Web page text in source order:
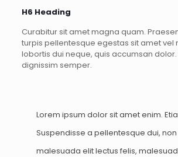
H6 Heading
Curabitur sit amet magna quam.
turpis pellentesque egestas sit amet vel
lobortis dui neque, quis accumsan
dignissim semper.
Lorem ipsum dolor sit amet enim.
Suspendisse a pellentesque dui,
malesuada elit lectus felis,